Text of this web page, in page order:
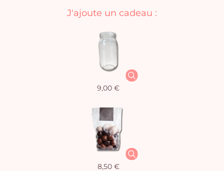
J'ajoute un cadeau :
9,00 €
8,50 €